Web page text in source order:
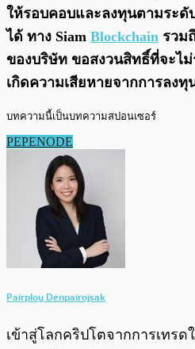
ให้รอบคอบและลงทุนตามระดั
ได้ ทาง Siam Blockchain รวม
ของบริษัท ขอสงวนสิทธิ์ที่จะไ
เกิดความเสียหายจากการลงทุ
บทความนี้เป็นบทความสปอนเซอร์
PEPENODE
Pairploy Denpairojsak
เข้าสู่โลกคริปโตจากการเทรด